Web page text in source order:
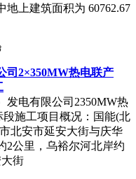
地上建筑面积为 60762.67
司2×350MW热电联产
发电有限公司2350MW热
施工项目概况：国能(北
北安市延安大街与庆华
2公里，乌裕尔河北岸约
街